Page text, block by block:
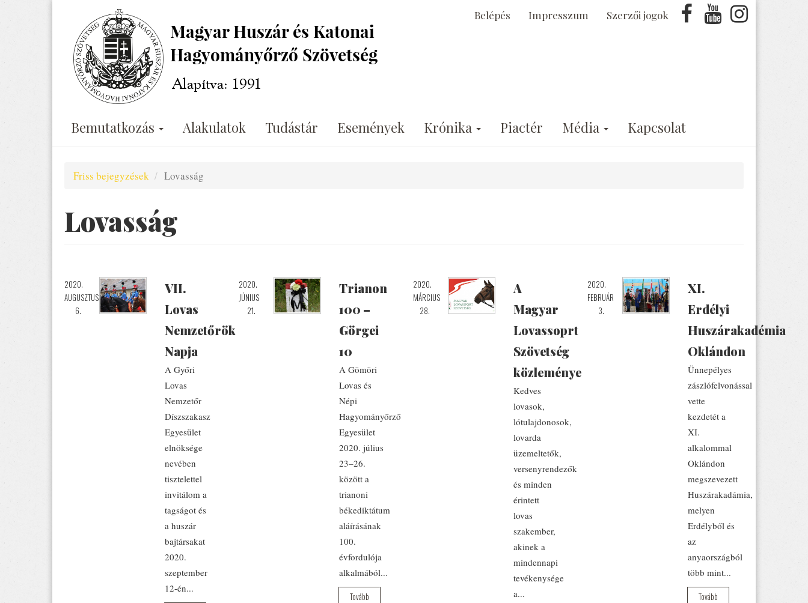
Belépés Impresszum Szerzői jogok
Bemutatkozás Alakulatok Tudástár Események Krónika Piactér Média Kapcsolat
Friss bejegyzések Lovasság
Lovasság
2020.
AUGUSZTUS
6.
VII.
Lovas
Nemzetőrök
Napja
A Győri
Lovas
Nemzetőr
Díszszakasz
Egyesület
elnöksége
nevében
tisztelettel
invitálom a
tagságot és
a huszár
bajtársakat
2020.
szeptember
12-én...
2020.
JÚNIUS
21.
Trianon
100 –
Görgei
10
A Gömöri
Lovas és
Népi
Hagyományőrző
Egyesület
2020. július
23–26.
között a
trianoni
békediktátum
aláírásának
100.
évfordulója
alkalmából...
Tovább
2020.
MÁRCIUS
28.
A
Magyar
Lovassoprt
Szövetség
közleménye
Kedves
lovasok,
lótulajdonosok,
lovarda
üzemeltetők,
versenyrendezők
és minden
érintett
lovas
szakember,
akinek a
mindennapi
tevékenysége
a...
2020.
FEBRUÁR
3.
XI.
Erdélyi
Huszárakadémia
Oklándon
Ünnepélyes
zászlófelvonással
vette
kezdetét a
XI.
alkalommal
Oklándon
megszevezett
Huszárakadámia,
melyen
Erdélyből és
az
anyaországból
több mint...
Tovább